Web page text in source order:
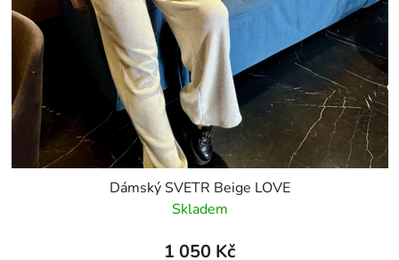
Dámský SVETR Beige LOVE
Skladem
1 050 Kč